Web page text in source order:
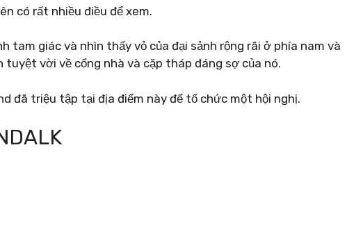
có rất nhiều điều để xem.
tam giác và nhìn thấy vỏ của đại sảnh rộng rãi ở phía nam và
vời về cổng nhà và cặp tháp đáng sợ của nó.
đã triệu tập tại địa điểm này để tổ chức một hội nghị.